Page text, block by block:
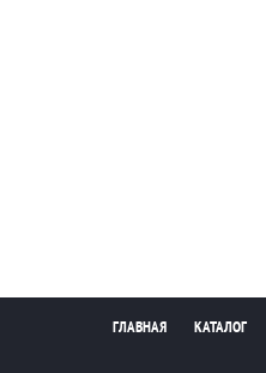
ГЛАВНАЯ КАТАЛОГ